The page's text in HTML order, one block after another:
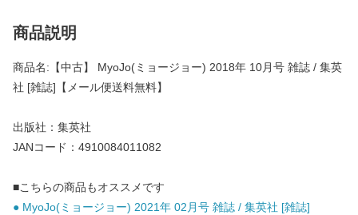
商品説明
商品名:【中古】 MyoJo(ミョージョー) 2018年 10月号 雑誌 / 集英
社 [雑誌]【メール便送料無料】
出版社：集英社
JANコード：4910084011082
■こちらの商品もオススメです
● MyoJo(ミョージョー) 2021年 02月号 雑誌 / 集英社 [雑誌]